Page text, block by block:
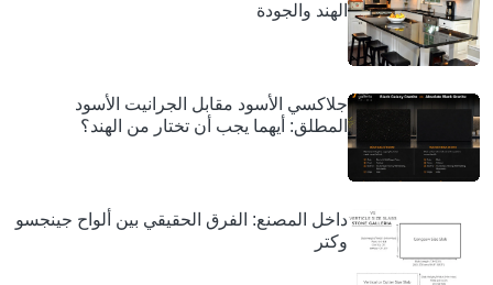
الهند والجودة
جلاكسي الأسود مقابل الجرانيت الأسود
المطلق: أيهما يجب أن تختار من الهند؟
داخل المصنع: الفرق الحقيقي بين ألواح جينجسو
وكتر